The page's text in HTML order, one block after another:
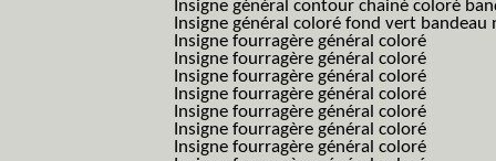
Insigne général contour chainé coloré
Insigne général coloré fond vert bandeau
Insigne fourragère général coloré
Insigne fourragère général coloré
Insigne fourragère général coloré
Insigne fourragère général coloré
Insigne fourragère général coloré
Insigne fourragère général coloré
Insigne fourragère général coloré